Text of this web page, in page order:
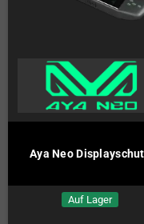
Aya Neo
Auf Lager